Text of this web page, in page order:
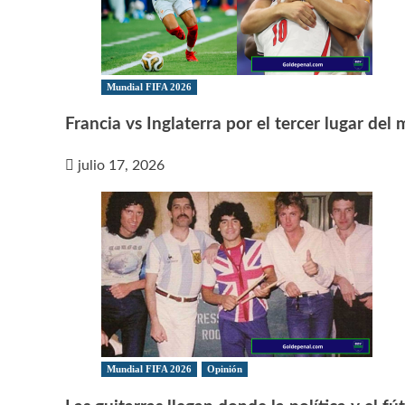
Mundial FIFA 2026
Francia vs Inglaterra por el tercer lugar del
julio 17, 2026
Mundial FIFA 2026 Opinión